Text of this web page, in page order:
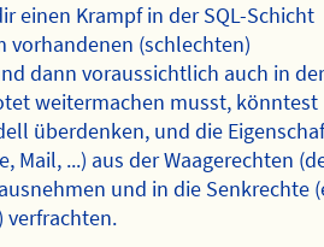
einen Krampf in der SQL-Schicht
vorhandenen (schlechten)
dann voraussichtlich auch in
weitermachen musst, könntest
überdenken, und die
Mail, ...) aus der Waagerechten
und in die Senkrechte
verfrachten.